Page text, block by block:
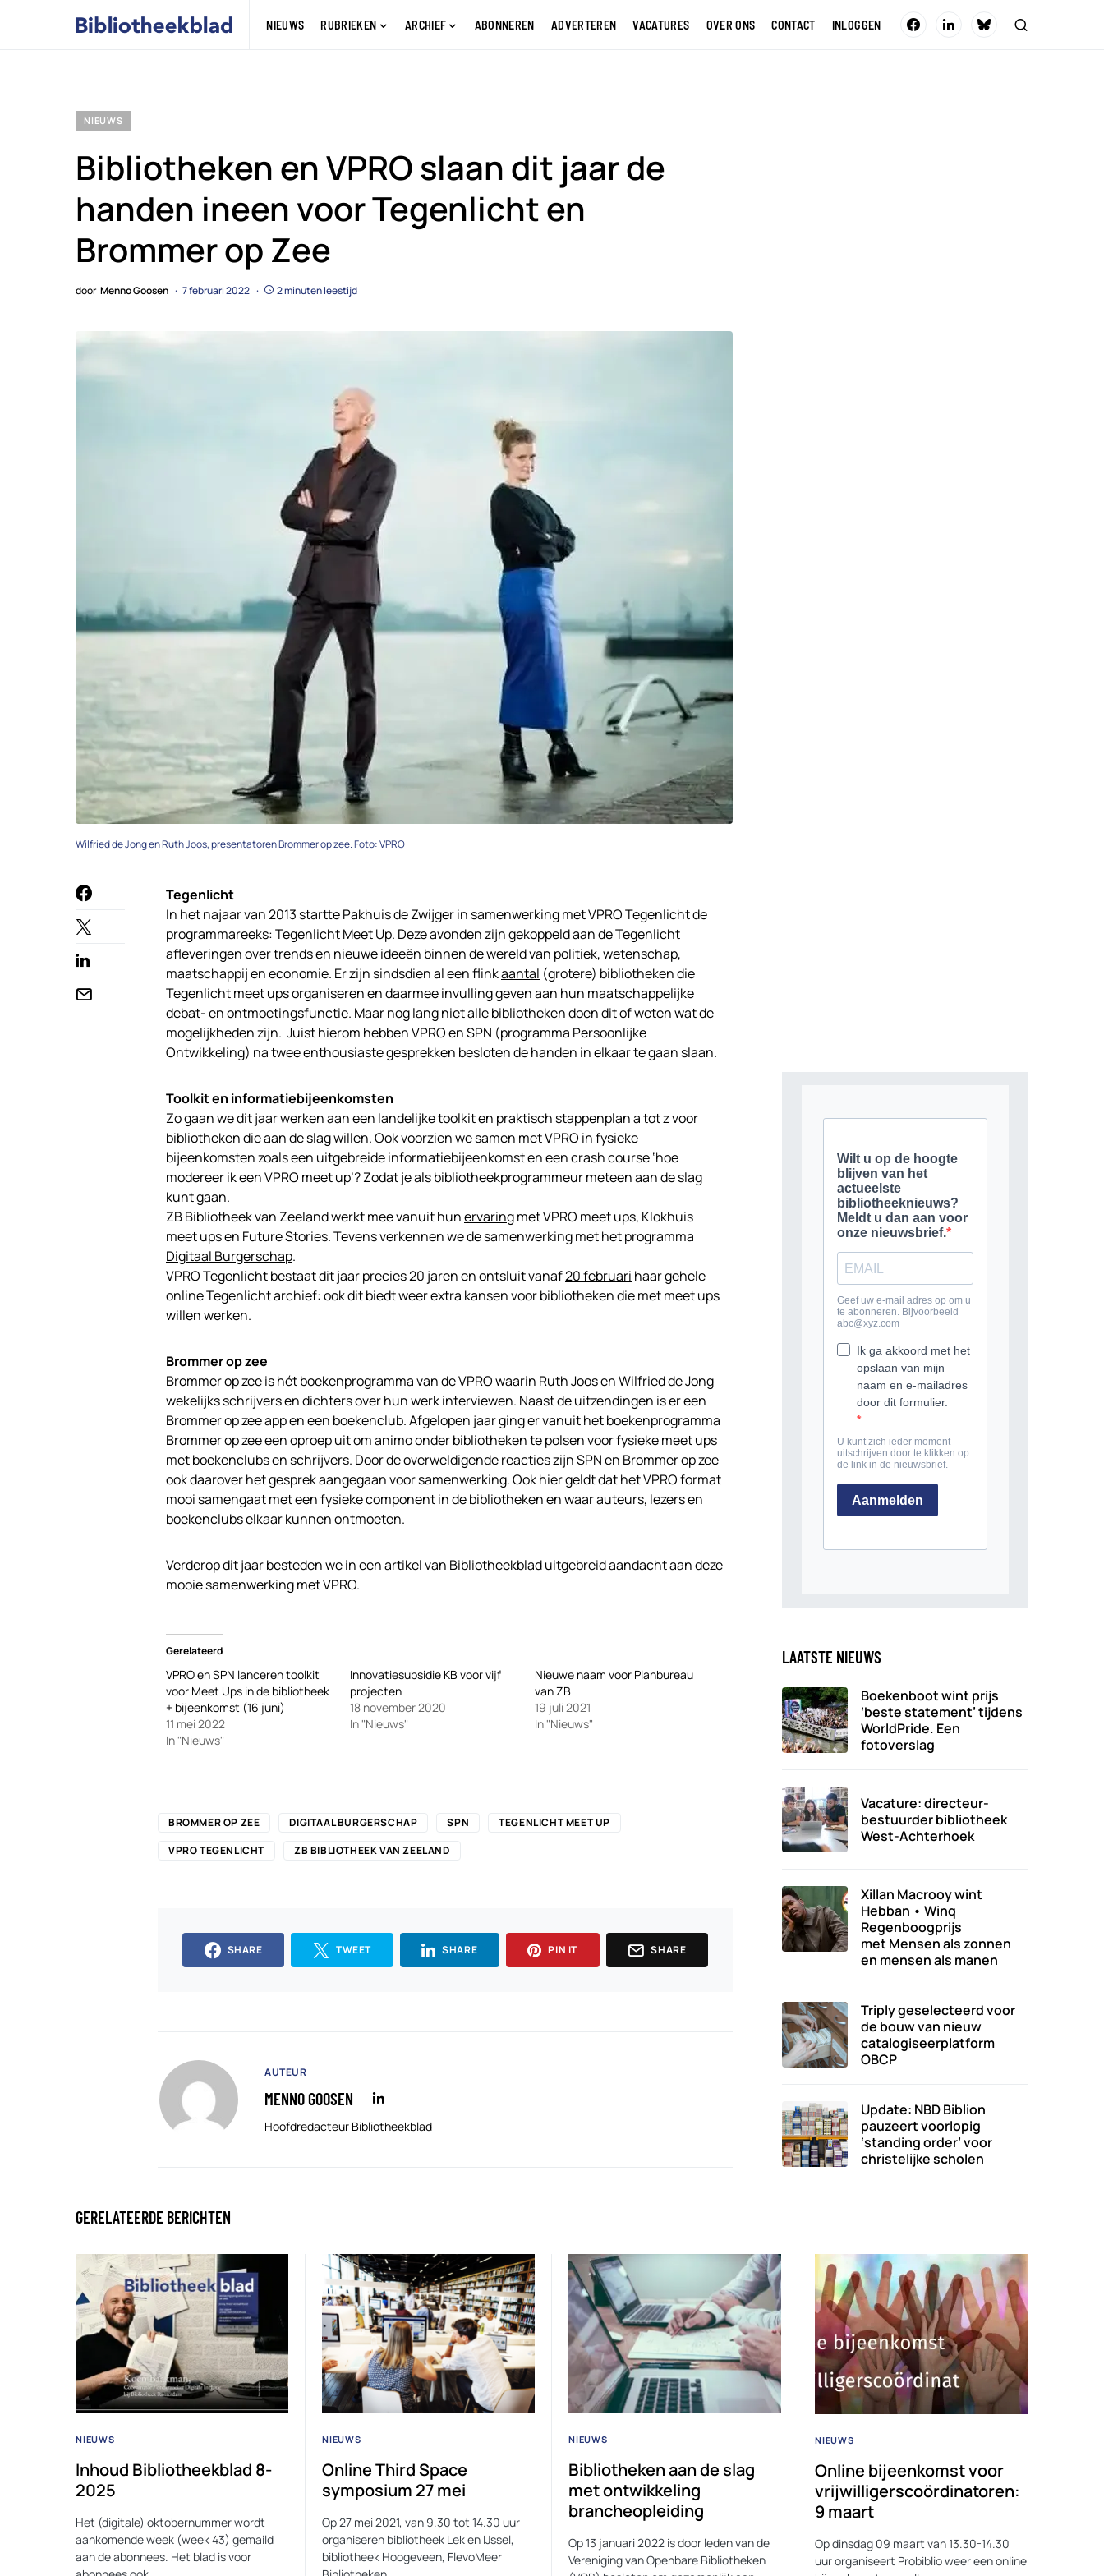
NIEUWS RUBRIEKEN ARCHIEF ABONNEREN ADVERTEREN VACATURES OVER ONS CONTACT INLOGGEN
NIEUWS
Bibliotheken en VPRO slaan dit jaar de
handen ineen voor Tegenlicht en
Brommer op Zee
door Menno Goosen 7 februari 2022 2 minuten leestijd
Wilfried de Jong en Ruth Joos, presentatoren Brommer op zee. Foto: VPRO
Tegenlicht
In het najaar van 2013 startte Pakhuis de Zwijger in samenwerking met VPRO Tegenlicht de
programmareeks: Tegenlicht Meet Up. Deze avonden zijn gekoppeld aan de Tegenlicht
afleveringen over trends en nieuwe ideeën binnen de wereld van politiek, wetenschap,
maatschappij en economie. Er zijn sindsdien al een flinkaantal (grotere) bibliotheken die
Tegenlicht meet ups organiseren en daarmee invulling geven aan hun maatschappelijke
debat- en ontmoetingsfunctie. Maar nog lang niet alle bibliotheken doen dit of weten wat de
mogelijkheden zijn. Juist hierom hebben VPRO en SPN (programma Persoonlijke
Ontwikkeling) na twee enthousiaste gesprekken besloten de handen in elkaar te gaan slaan.
Toolkit en informatiebijeenkomsten
Zo gaan we dit jaar werken aan een landelijke toolkit en praktisch stappenplan a tot z voor
bibliotheken die aan de slag willen. Ook voorzien we samen met VPRO in fysieke
bijeenkomsten zoals een uitgebreide informatiebijeenkomst en een crash course ‘hoe
modereer ik een VPRO meet up’? Zodat je als bibliotheekprogrammeur meteen aan de slag
kunt gaan.
ZB Bibliotheek van Zeeland werkt mee vanuit hunervaringmet VPRO meet ups, Klokhuis
meet ups en Future Stories. Tevens verkennen we de samenwerking met het programma
Digitaal Burgerschap.
VPRO Tegenlicht bestaat dit jaar precies 20 jaren en ontsluit vanaf20 februari haar gehele
online Tegenlicht archief: ook dit biedt weer extra kansen voor bibliotheken die met meet ups
willen werken.
Brommer op zee
Brommer op zeeis hét boekenprogramma van de VPRO waarin Ruth Joos en Wilfried de Jong
wekelijks schrijvers en dichters over hun werk interviewen. Naast de uitzendingen is er een
Brommer op zee app en een boekenclub. Afgelopen jaar ging er vanuit het boekenprogramma
Brommer op zee een oproep uit om animo onder bibliotheken te polsen voor fysieke meet ups
met boekenclubs en schrijvers. Door de overweldigende reacties zijn SPN en Brommer op zee
ook daarover het gesprek aangegaan voor samenwerking. Ook hier geldt dat het VPRO format
mooi samengaat met een fysieke component in de bibliotheken en waar auteurs, lezers en
boekenclubs elkaar kunnen ontmoeten.
Verderop dit jaar besteden we in een artikel van Bibliotheekblad uitgebreid aandacht aan deze
mooie samenwerking met VPRO.
Gerelateerd
VPRO en SPN lanceren toolkit
voor Meet Ups in de bibliotheek
+ bijeenkomst (16 juni)
11 mei 2022
In "Nieuws"
Innovatiesubsidie KB voor vijf
projecten
18 november 2020
In "Nieuws"
Nieuwe naam voor Planbureau
van ZB
19 juli 2021
In "Nieuws"
BROMMER OP ZEE DIGITAAL BURGERSCHAP SPN
TEGENLICHT MEET UP
VPRO TEGENLICHT
ZB BIBLIOTHEEK VAN ZEELAND
SHARE TWEET SHARE PIN IT SHARE
AUTEUR
MENNO GOOSEN
Hoofdredacteur Bibliotheekblad
LAATSTE NIEUWS
Boekenboot wint prijs
‘beste statement’ tijdens
WorldPride. Een
fotoverslag
Vacature: directeur-
bestuurder bibliotheek
West-Achterhoek
Xillan Macrooy wint
Hebban • Winq
Regenboogprijs
met Mensen als zonnen
en mensen als manen
Triply geselecteerd voor
de bouw van nieuw
catalogiseerplatform
OBCP
Update: NBD Biblion
pauzeert voorlopig
‘standing order’ voor
christelijke scholen
GERELATEERDE BERICHTEN
NIEUWS
Inhoud Bibliotheekblad 8-
2025
Het (digitale) oktobernummer wordt
aankomende week (week 43) gemaild
aan de abonnees. Het blad is voor
NIEUWS
Online Third Space
symposium 27 mei
Op 27 mei 2021, van 9.30 tot 14.30 uur
organiseren bibliotheek Lek en IJssel,
bibliotheek Hoogeveen, FlevoMeer
NIEUWS
Bibliotheken aan de slag
met ontwikkeling
brancheopleiding
Op 13 januari 2022 is door leden van de
Vereniging van Openbare Bibliotheken
NIEUWS
Online bijeenkomst voor
vrijwilligerscoördinatoren:
9 maart
Op dinsdag 09 maart van 13.30-14.30
uur organiseert Probiblio weer een online